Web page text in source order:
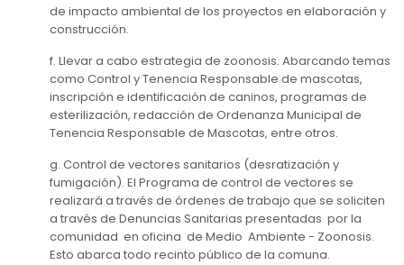
de impacto ambiental de los proyectos en elaboración y
construcción.
f. Llevar a cabo estrategia de zoonosis. Abarcando temas
como Control y Tenencia Responsable de mascotas,
inscripción e identificación de caninos, programas de
esterilización, redacción de Ordenanza Municipal de
Tenencia Responsable de Mascotas, entre otros.
g. Control de vectores sanitarios (desratización y
fumigación). El Programa de control de vectores se
realizará a través de órdenes de trabajo que se soliciten
a través de Denuncias Sanitarias presentadas por la
comunidad en oficina de Medio Ambiente - Zoonosis.
Esto abarca todo recinto público de la comuna.